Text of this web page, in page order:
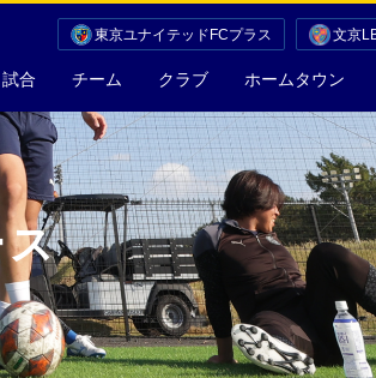
試合 チーム クラブ ホームタウン
東京ユナイテッドFCプラス 文京
ス